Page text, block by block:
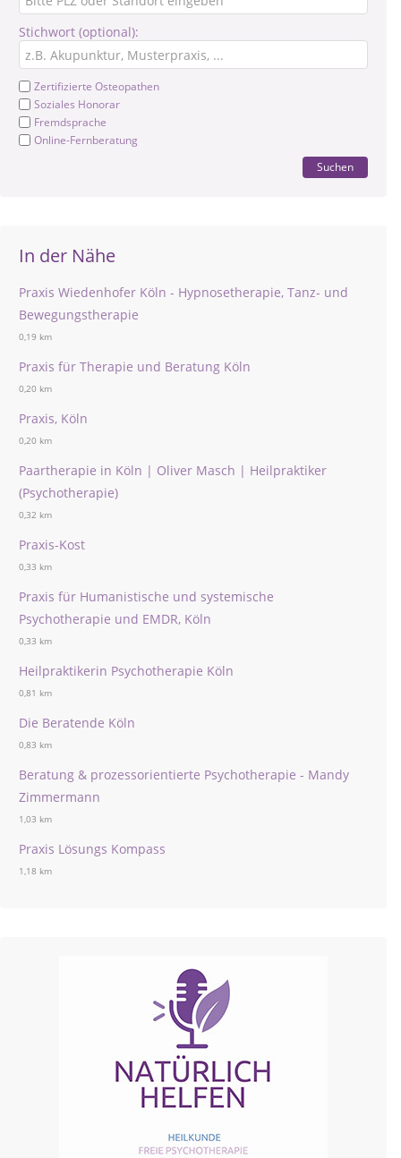
Stichwort (optional):
Zertifizierte Osteopathen
Soziales Honorar
Fremdsprache
Online-Fernberatung
Suchen
In der Nähe
Praxis Wiedenhofer Köln - Hypnosetherapie, Tanz- und
Bewegungstherapie
0,19 km
Praxis für Therapie und Beratung Köln
0,20 km
Praxis, Köln
0,20 km
Paartherapie in Köln | Oliver Masch | Heilpraktiker
(Psychotherapie)
0,32 km
Praxis-Kost
0,33 km
Praxis für Humanistische und systemische
Psychotherapie und EMDR, Köln
0,33 km
Heilpraktikerin Psychotherapie Köln
0,81 km
Die Beratende Köln
0,83 km
Beratung & prozessorientierte Psychotherapie - Mandy
Zimmermann
1,03 km
Praxis Lösungs Kompass
1,18 km